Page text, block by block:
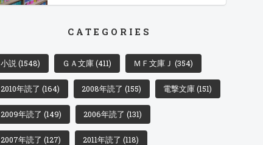
CATEGORIES
小説(1548) ＧＡ文庫(411) ＭＦ文庫Ｊ(354)
2010年読了(164) 2008年読了(155) 電撃文庫(151)
2009年読了(149) 2006年読了(131)
2007年読了(127) 2011年読了(118)